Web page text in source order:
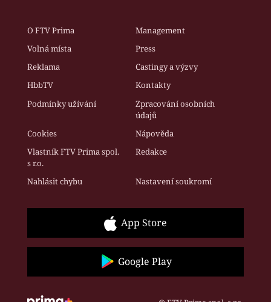
O FTV Prima
Management
Volná místa
Press
Reklama
Castingy a výzvy
HbbTV
Kontakty
Podmínky užívání
Zpracování osobních
údajů
Cookies
Nápověda
Vlastník FTV Prima spol.
s r.o.
Redakce
Nahlásit chybu Nastavení soukromí
App Store
Google Play